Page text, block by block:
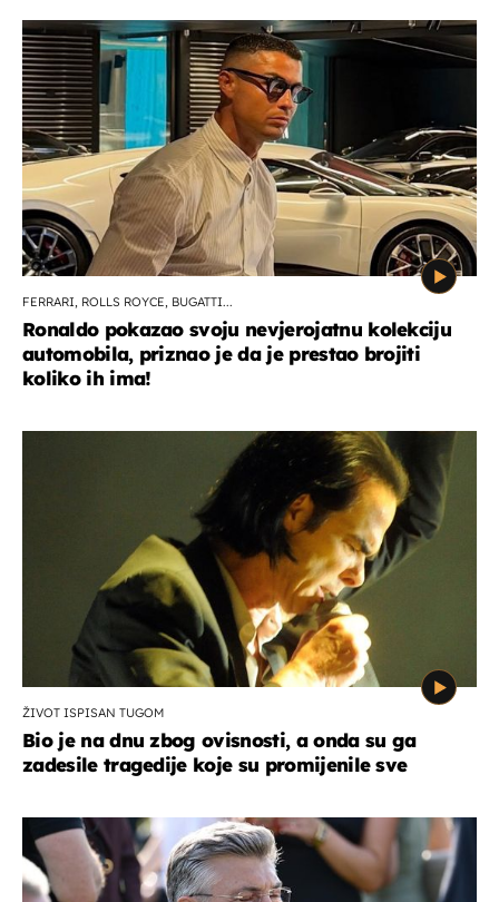
FERRARI, ROLLS ROYCE, BUGATTI...
Ronaldo pokazao svoju nevjerojatnu kolekciju
automobila, priznao je da je prestao brojiti
koliko ih ima!
ŽIVOT ISPISAN TUGOM
Bio je na dnu zbog ovisnosti, a onda su ga
zadesile tragedije koje su promijenile sve